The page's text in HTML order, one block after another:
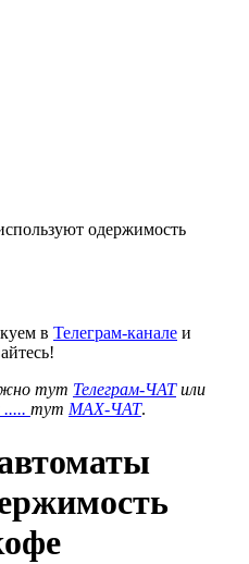
одержимость
в Телеграм-канале и
тут Телеграм-ЧАТили
тут MAX-ЧАТ.